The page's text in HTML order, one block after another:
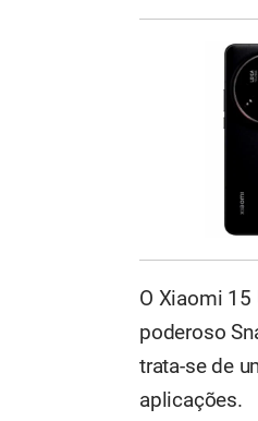
O Xiaomi
poderoso
trata-se de
aplicações.